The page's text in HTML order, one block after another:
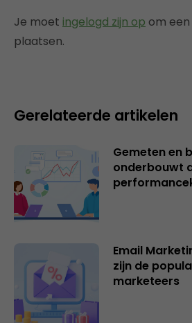
Je moet ingelogd zijn op om
plaatsen.
Gerelateerde artikelen
Gemeten en
onderbouwt
Email
zijn de
marketeers